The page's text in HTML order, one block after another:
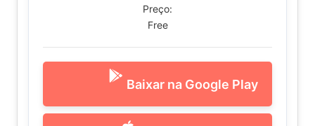
Preço:
Free
Baixar na Google Play